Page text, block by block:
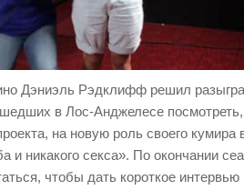
Дэниэль Рэдклифф решил
в Лос-Анджелесе
на новую роль своего кумира
никакого секса». По окончании
чтобы дать короткое интервью